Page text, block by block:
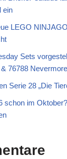
ein
LEGO
Sets
76788
Serie 28 „Die
schon im